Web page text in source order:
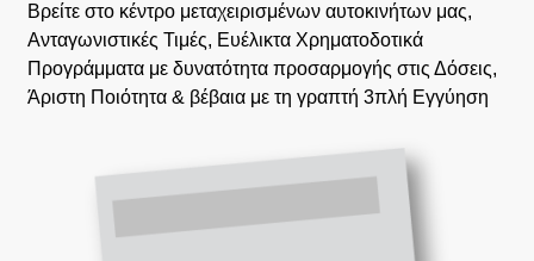
Βρείτε στο κέντρο μεταχειρισμένων αυτοκινήτων μας,
Ανταγωνιστικές Τιμές, Ευέλικτα Χρηματοδοτικά
Προγράμματα με δυνατότητα προσαρμογής στις Δόσεις,
Άριστη Ποιότητα & βέβαια με τη γραπτή 3πλή Εγγύηση